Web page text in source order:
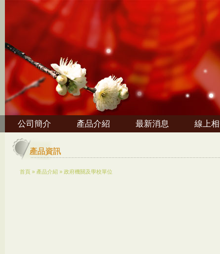
公司簡介 產品介紹 最新消息 線上
產品資訊
首頁 » 產品介紹 » 政府機關及學校單位